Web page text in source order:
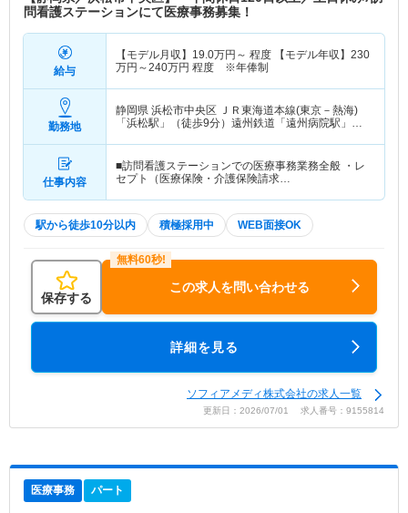
問看護ステーションにて医療事務募集！
給与
【モデル月収】 19.0万円～ 程度 【モデル年収】 230
万円～240万円 程度 ※年俸制
勤務地
静岡県 浜松市中央区 ＪＲ東海道本線(東京－熱海)
「浜松駅」（徒歩9分）遠州鉄道「遠州病院駅」
仕事内容
■訪問看護ステーションでの医療事務業務全般 ・レ
セプト（医療保険・介護保険請求…
駅から徒歩10分以内 積極採用中 WEB面接OK
保存する
この求人を問い合わせる
詳細を見る
ソフィアメディ株式会社の求人一覧
更新日：2026/07/01 求人番号：9155814
医療事務 パート